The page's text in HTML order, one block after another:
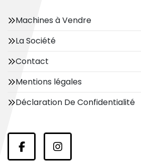
Machines à Vendre
La Société
Contact
Mentions légales
Déclaration De Confidentialité
facebookinstagram